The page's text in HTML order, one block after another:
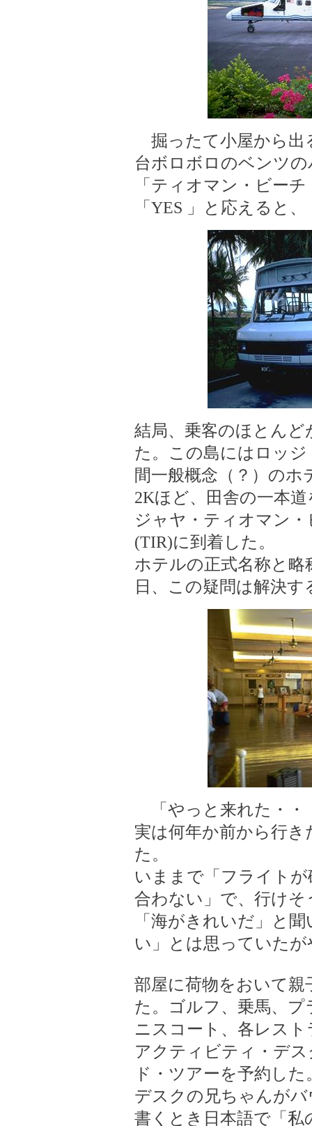
掘ったて小屋から出
台ボロボロのベンツ
「ティオマン・ビー
「YES 」と応えると
結局、乗客のほとん
た。この島にはロッ
間一般概念（？）の
2Kほど、田舎の一本
ジャヤ・ティオマン
(TIR)に到着した。
ホテルの正式名称と
日、この疑問は解決
「やっと来れた・・
実は何年か前から行
た。
いままで「フライト
合わない」で、行け
「海がきれいだ」と
い」とは思っていた
部屋に荷物をおいて
た。ゴルフ、乗馬、
ニスコート、各レス
アクティビティ・デ
ド・ツアーを予約した
デスクの兄ちゃんが
書くとき日本語で「